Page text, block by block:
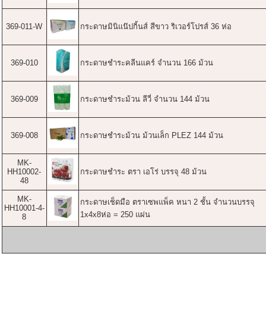
369-011-W กระดาษมินิแน๊ปกิ้นส์ สีขาว ริเวอร์โปรส์ 36 ห่อ
369-010 กระดาษชำระคลีนแคร์ จำนวน 166 ม้วน
369-009 กระดาษชำระม้วน ลีวี่ จำนวน 144 ม้วน
369-008 กระดาษชำระม้วน ม้วนเล็ก PLEZ 144 ม้วน
MK-
HH10002-
48
กระดาษชำระ ตรา เอโร่ บรรจุ 48 ม้วน
MK-
HH10001-4-
8
กระดาษเช็ดมือ ตราเซพแพ็ค หนา 2 ชั้น จำนวนบรรจุ
1x4x8ห่อ = 250 แผ่น